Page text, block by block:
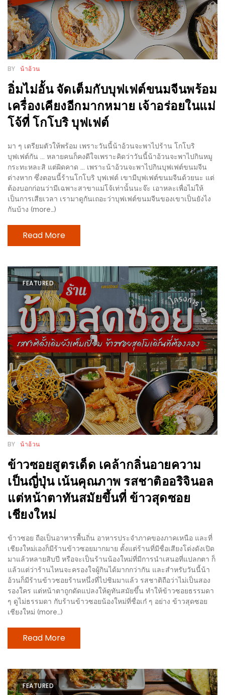
สาว
เหนือ
กับ
สลัด
เมนู
เด็ด
จาก
FARM
ที่
เอาชนะ
ใจ
กรรมการ
THE
DISH
EVENT
ที่
ต้อง
ห้าม
พลาด
สำหรับ
ฤดู
หนาว
นี้
กับ
PING
FAI
–
ช็อป
ฟิน
กิน
HFG
E-
NEWS
GAME
(SABAI
2017
เชียงใหม่
BY น้าอ้วน
อิ่มไม่อั้น จัดเต็มกับบุฟเฟต์ขนมจีนพร้อม
เครื่องเคียงอีกมากหมาย เจ้าอร่อยในแม่
โจ้ที่ โกโบริ บุฟเฟต์
มา ๆ เตรียมตัวให้พร้อม เพราะวันนี้น้าอ้วนจะพาไปร้าน โกโบริ
บุฟเฟต์กัน ... หลายคนก็คงดีใจเพราะคิดว่าวันนี้น้าอ้วนจะพาไปกินหมู
กระทะหละสิ แต่ผิดคาด ... เพราะน้าอ้วนจะพาไปกินบุฟเฟต์ขนมจีน
ต่างหาก ซึ่งตอนนี้ร้านโกโบริ บุฟเฟต์ เขามีบุฟเฟต์ขนมจีนด้วยนะ แต่
ต้องบอกก่อนว่ามีเฉพาะสาขาแม่โจ้เท่านั้นนะจ๊ะ เอาหละเพื่อไม่ให้
เป็นการเสียเวลา เรามาดูกันเถอะว่าบุฟเฟต์ขนมจีนของเขาเป็นยังไง
กันบ้าง (more…)
Read More
FEATURED
BY น้าอ้วน
ข้าวซอยสูตรเด็ด เคล้ากลิ่นอายความ
เป็นญี่ปุ่น เน้นคุณภาพ รสชาติออริจินอล
แต่หน้าตาทันสมัยขึ้นที่ ข้าวสุดซอย
เชียงใหม่
ข้าวซอย ถือเป็นอาหารพื้นถิ่น อาหารประจำภาคของภาคเหนือ และที่
เชียงใหม่เองก็มีร้านข้าวซอยมากมาย ตั้งแต่ร้านที่มีชื่อเสียงโด่งดังเปิด
มาแล้วหลายสิบปี หรือจะเป็นร้านน้องใหม่ที่มีการนำเสนอที่แปลกตา ก็
แล้วแต่ว่าร้านไหนจะครองใจผู้กินได้มากกว่ากัน และสำหรับวันนี้น้า
อ้วนก็มีร้านข้าวซอยร้านหนึ่งที่ไปชิมมาแล้ว รสชาติถือว่าไม่เป็นสอง
รองใคร แต่หน้าตาถูกดัดแปลงให้ดูทันสมัยขึ้น ทำให้ข้าวซอยธรรมดา
ๆ ดูไม่ธรรมดา กับร้านข้าวซอยน้องใหม่ที่ชื่อเก๋ ๆ อย่าง ข้าวสุดซอย
เชียงใหม่ (more…)
Read More
FEATURED